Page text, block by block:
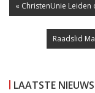
« ChristenUnie
Raadslid
LAATSTE NIEUWS